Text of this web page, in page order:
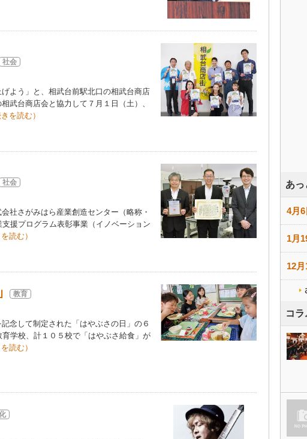
社会
よう」と、相武台前駅北口の相武台商店
武台商店会と協力して７月１日（土）、
きを読む）
社会
社さがみはら産業創造センター（略称・
援プログラム表彰事業（イノベーション
を読む）
教育
念して制定された「はやぶさの日」の６
学校、計１０５校で「はやぶさ給食」が
を読む）
あっ
4月
1月
12
コラ